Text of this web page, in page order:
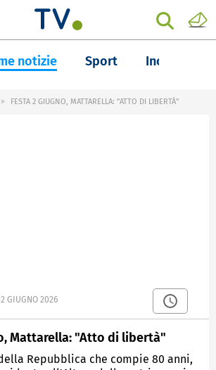
notizie Sport Inchieste
FESTA 2 GIUGNO, MATTARELLA: "ATTO DI LIBERTÀ"
GIUGNO 2026
Mattarella: "Atto di libertà"
Repubblica che compie 80 anni,